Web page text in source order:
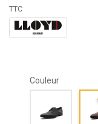
TTC
Couleur